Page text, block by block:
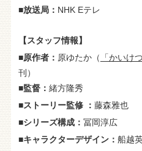
■放送局： NHK Eテレ
【スタッフ情報】
■原作者： 原ゆたか（ 「かいけ
刊）
■監督： 緒方隆秀
■ストーリー監修 ： 藤森雅也
■シリーズ構成： 冨岡淳広
■キャラクターデザイン： 船越